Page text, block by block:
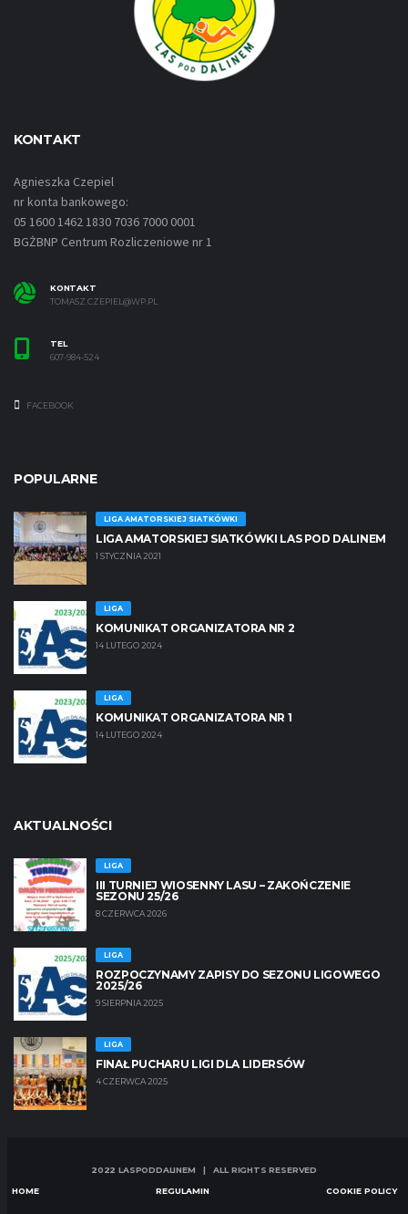
KONTAKT
Agnieszka Czepiel
nr konta bankowego:
05 1600 1462 1830 7036 7000 0001
BGŻBNP Centrum Rozliczeniowe nr 1
KONTAKT
TOMASZ.CZEPIEL@WP.PL
TEL
607-984-524
FACEBOOK
POPULARNE
LIGA AMATORSKIEJ SIATKÓWKI
LIGA AMATORSKIEJ SIATKÓWKI LAS POD DALINEM
1 STYCZNIA 2021
LIGA
KOMUNIKAT ORGANIZATORA NR 2
14 LUTEGO 2024
LIGA
KOMUNIKAT ORGANIZATORA NR 1
14 LUTEGO 2024
AKTUALNOŚCI
LIGA
III TURNIEJ WIOSENNY LASU – ZAKOŃCZENIE
SEZONU 25/26
8 CZERWCA 2026
LIGA
ROZPOCZYNAMY ZAPISY DO SEZONU LIGOWEGO
2025/26
9 SIERPNIA 2025
LIGA
FINAŁ PUCHARU LIGI DLA LIDERSÓW
4 CZERWCA 2025
2022 LASPODDALINEM | ALL RIGHTS RESERVED
HOME REGULAMIN COOKIE POLICY